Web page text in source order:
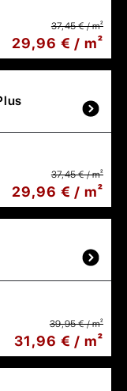
37,45 € / m²
29,96 € / m²
37,45 € / m²
29,96 € / m²
39,95 € / m²
31,96 € / m²